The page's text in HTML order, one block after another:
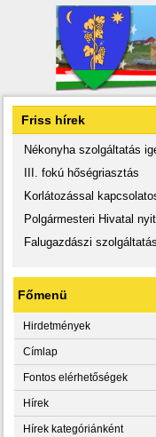
Friss hírek
Nékonyha szolgáltatás
III. fokú hőségriasztás
Korlátozással
Polgármesteri Hivatal
Falugazdászi
Főmenü
Hirdetmények
Címlap
Fontos elérhetőségek
Hírek
Hírek kategóriánként